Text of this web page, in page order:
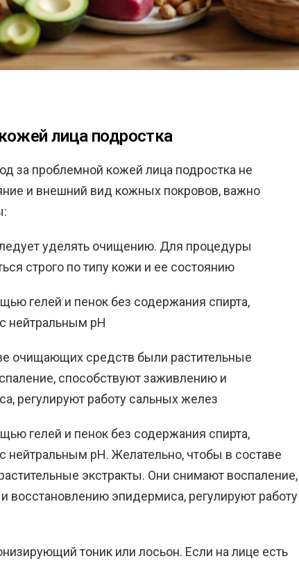
лица подростка
за проблемной кожей лица подростка не
и внешний вид кожных покровов, важно
уделять очищению. Для процедуры
строго по типу кожи и ее состоянию
гелей и пенок без содержания спирта,
нейтральным pH
очищающих средств были растительные
способствуют заживлению и
регулируют работу сальных желез
гелей и пенок без содержания спирта,
нейтральным pH. Желательно, чтобы в составе
экстракты. Они снимают воспаление,
восстановлению эпидермиса, регулируют работу
тоник или лосьон. Если на лице есть